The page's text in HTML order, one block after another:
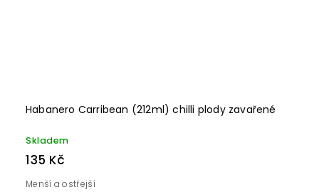
Habanero Carribean (212ml) chilli plody zavařené
Skladem
135 Kč
Menší a ostřejší